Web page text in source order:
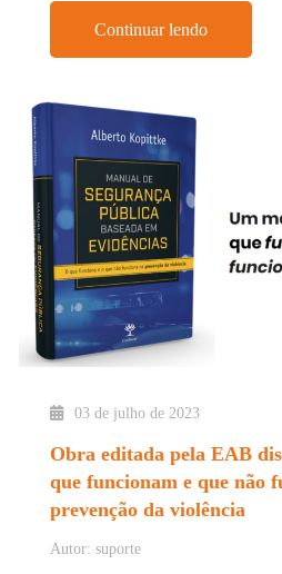
Continuar lendo
03 de julho de 2023
Obra editada pela EAB
que funcionam e que não
prevenção da violência
Autor: suporte